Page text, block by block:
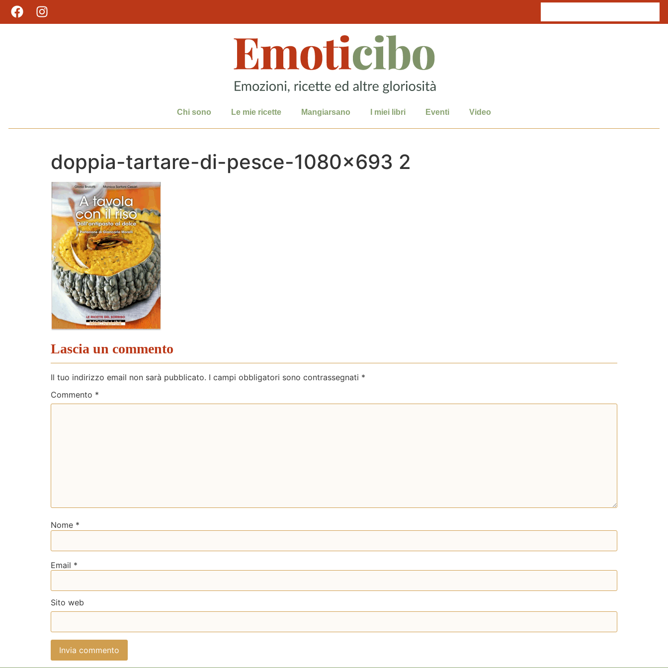
Chi sono Le mie ricette Mangiarsano I miei libri Eventi Video
doppia-tartare-di-pesce-1080×693 2
Lascia un commento
Il tuo indirizzo email non sarà pubblicato. I campi obbligatori sono contrassegnati *
Commento *
Nome *
Email *
Sito web